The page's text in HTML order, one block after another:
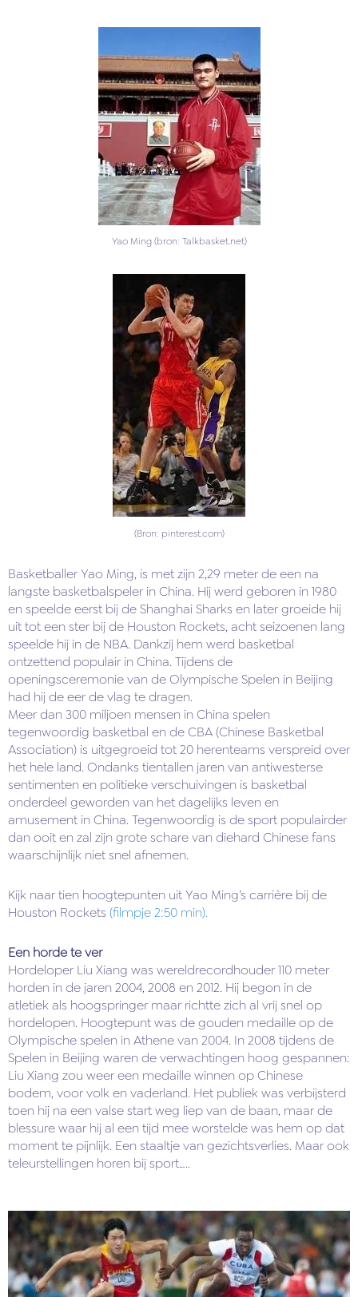
Yao Ming (bron: Talkbasket.net)
(Bron: pinterest.com)
Basketballer Yao Ming, is met zijn 2,29 meter de een na
langste basketbalspeler in China. Hij werd geboren in 1980
en speelde eerst bij de Shanghai Sharks en later groeide hij
uit tot een ster bij de Houston Rockets, acht seizoenen lang
speelde hij in de NBA. Dankzij hem werd basketbal
ontzettend populair in China. Tijdens de
openingsceremonie van de Olympische Spelen in Beijing
had hij de eer de vlag te dragen.
Meer dan 300 miljoen mensen in China spelen
tegenwoordig basketbal en de CBA (Chinese Basketbal
Association) is uitgegroeid tot 20 herenteams verspreid over
het hele land. Ondanks tientallen jaren van antiwesterse
sentimenten en politieke verschuivingen is basketbal
onderdeel geworden van het dagelijks leven en
amusement in China. Tegenwoordig is de sport populairder
dan ooit en zal zijn grote schare van diehard Chinese fans
waarschijnlijk niet snel afnemen.
Kijk naar tien hoogtepunten uit Yao Ming’s carrière bij de
Houston Rockets (filmpje 2:50 min).
Een horde te ver
Hordeloper Liu Xiang was wereldrecordhouder 110 meter
horden in de jaren 2004, 2008 en 2012. Hij begon in de
atletiek als hoogspringer maar richtte zich al vrij snel op
hordelopen. Hoogtepunt was de gouden medaille op de
Olympische spelen in Athene van 2004. In 2008 tijdens de
Spelen in Beijing waren de verwachtingen hoog gespannen:
Liu Xiang zou weer een medaille winnen op Chinese
bodem, voor volk en vaderland. Het publiek was verbijsterd
toen hij na een valse start weg liep van de baan, maar de
blessure waar hij al een tijd mee worstelde was hem op dat
moment te pijnlijk. Een staaltje van gezichtsverlies. Maar ook
teleurstellingen horen bij sport…..